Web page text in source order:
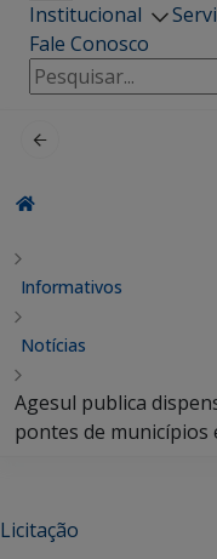
Institucional
Fale Conosco
Pesquisar
por:
Informativos
Notícias
Agesul publica
pontes de municípios
Licitação